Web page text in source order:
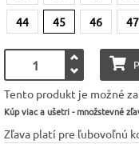
44
45 46 47
Tento produkt je možné
Kúp viac a ušetri - množstevné
Zľava platí pre ľubovoľnú